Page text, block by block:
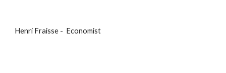
Henri Fraisse - Economist